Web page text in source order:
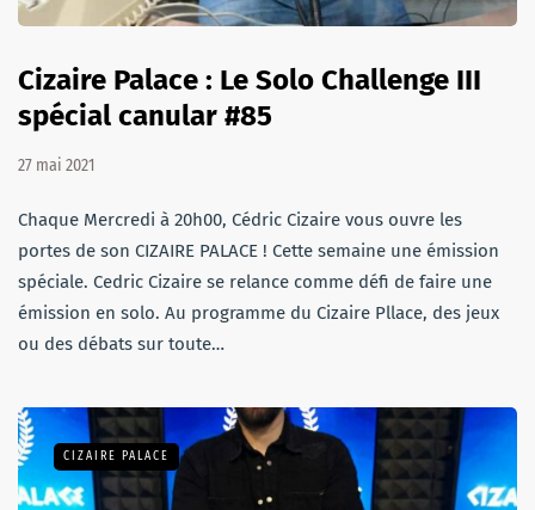
Cizaire Palace : Le Solo Challenge III
spécial canular #85
27 mai 2021
Chaque Mercredi à 20h00, Cédric Cizaire vous ouvre les
portes de son CIZAIRE PALACE ! Cette semaine une émission
spéciale. Cedric Cizaire se relance comme défi de faire une
émission en solo. Au programme du Cizaire Pllace, des jeux
ou des débats sur toute…
CIZAIRE PALACE